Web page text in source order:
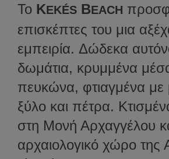
Το KEKÉS BEACH
επισκέπτες του μια
εμπειρία. Δώδεκα
δωμάτια, κρυμμένα
πευκώνα, φτιαγμένα με
ξύλο και πέτρα.
στη Μονή Αρχαγγέλου
αρχαιολογικό χώρο της